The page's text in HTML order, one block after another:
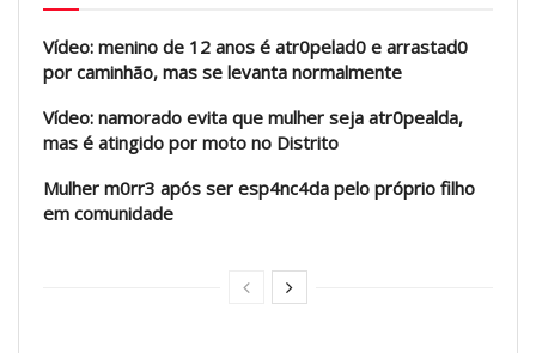
Vídeo: menino de 12 anos é atr0pelad0 e arrastad0
por caminhão, mas se levanta normalmente
Vídeo: namorado evita que mulher seja atr0pealda,
mas é atingido por moto no Distrito
Mulher m0rr3 após ser esp4nc4da pelo próprio filho
em comunidade